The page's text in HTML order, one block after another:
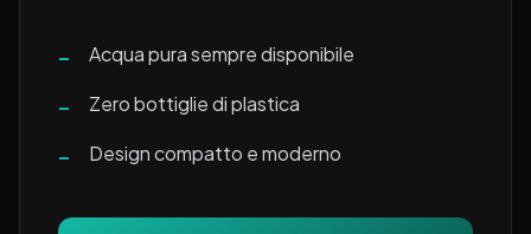
– Acqua pura sempre disponibile
– Zero bottiglie di plastica
– Design compatto e moderno